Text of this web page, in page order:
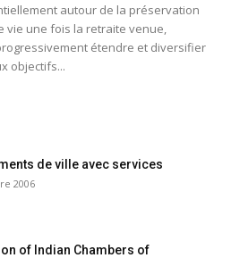
autour de la préservation
vie une fois la retraite venue,
étendre et diversifier
objectifs...
de ville avec services
2006
of Indian Chambers of